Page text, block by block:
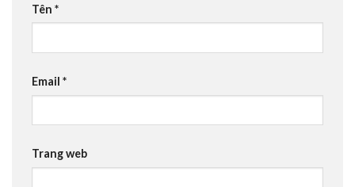
Tên *
Email *
Trang web